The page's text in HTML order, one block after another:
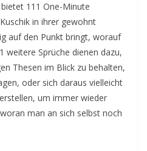
111 One-Minute
in ihrer gewohnt
auf den Punkt bringt, worauf
weitere Sprüche dienen dazu,
Thesen im Blick zu behalten,
oder sich daraus vielleicht
um immer wieder
man an sich selbst noch